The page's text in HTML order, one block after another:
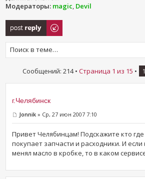
Модераторы: magic, Devil
Ответить
Сообщений: 214 • Страница 1 из 15 • 1
г.Челябинск
Jonnik » Ср, 27 июн 2007 7:10
Привет Челябинцам! Подскажите кто где
покупает запчасти и расходники. И если
менял масло в кробке, то в каком